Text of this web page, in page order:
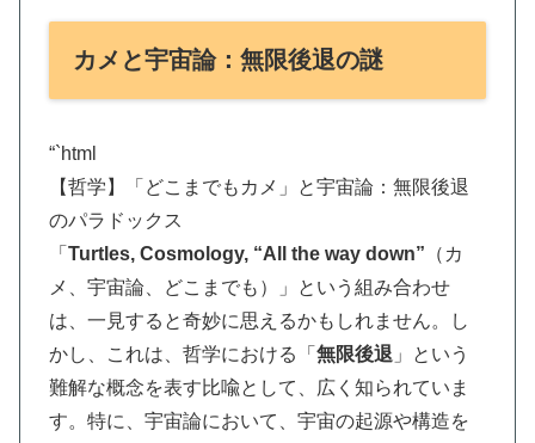
カメと宇宙論：無限後退の謎
“`html
【哲学】「どこまでもカメ」と宇宙論：無限後退
のパラドックス
「 Turtles, Cosmology, “All the way down” （カ
メ、宇宙論、どこまでも）」という組み合わせ
は、一見すると奇妙に思えるかもしれません。し
かし、これは、哲学における「 無限後退 」という
難解な概念を表す比喩として、広く知られていま
す。特に、宇宙論において、宇宙の起源や構造を